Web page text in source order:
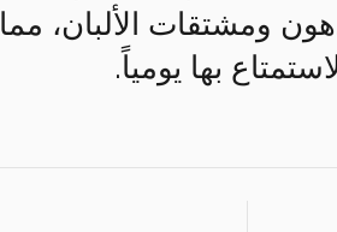
ومشتقات الألبان،
بها يومياً.